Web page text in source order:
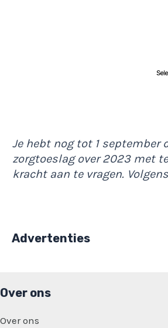
Je hebt nog tot 1 september
zorgtoeslag over 2023 met
kracht aan te vragen.
Advertenties
Over ons
Over ons